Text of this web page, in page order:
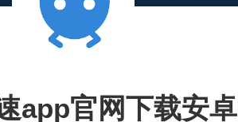
app官网下载安卓